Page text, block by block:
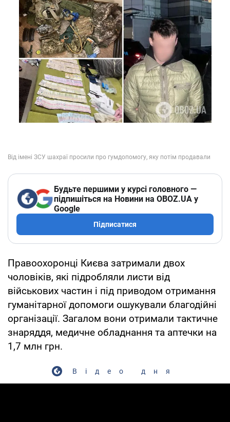
Будьте першими у курсі головного —
підпишіться на Новини на OBOZ.UA у
Google
Підписатися
Правоохоронці Києва затримали двох
чоловіків, які підробляли листи від
військових частин і під приводом отримання
гуманітарної допомоги ошукували благодійні
організації. Загалом вони отримали тактичне
знаряддя, медичне обладнання та аптечки на
1,7 млн грн.
Відео дня